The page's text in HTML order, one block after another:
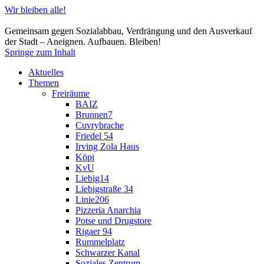
Wir bleiben alle!
Gemeinsam gegen Sozialabbau, Verdrängung und den Ausverkauf
der Stadt – Aneignen. Aufbauen. Bleiben!
Springe zum Inhalt
Aktuelles
Themen
Freiräume
BAIZ
Brunnen7
Cuvrybrache
Friedel 54
Irving Zola Haus
Köpi
KvU
Liebig14
Liebigstraße 34
Linie206
Pizzeria Anarchia
Potse und Drugstore
Rigaer 94
Rummelplatz
Schwarzer Kanal